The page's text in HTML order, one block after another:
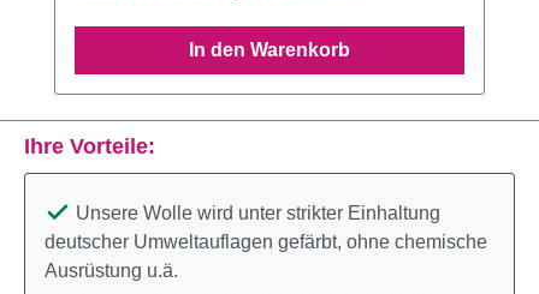
In den Warenkorb
Ihre Vorteile:
Unsere Wolle wird unter strikter Einhaltung
deutscher Umweltauflagen gefärbt, ohne chemische
Ausrüstung u.ä.